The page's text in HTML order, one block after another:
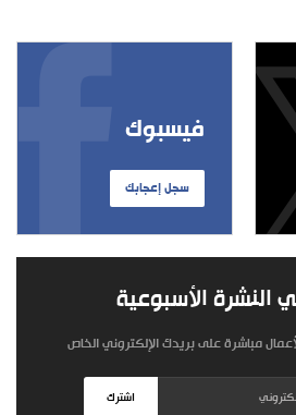
فيسبوك
سجل إعجابك
النشرة الأسبوعية
مباشرة على بريدك الإلكتروني الخاص
اشترك